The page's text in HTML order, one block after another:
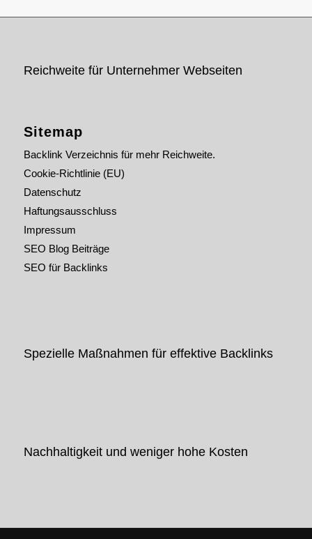
Reichweite für Unternehmer Webseiten
Sitemap
Backlink Verzeichnis für mehr Reichweite.
Cookie-Richtlinie (EU)
Datenschutz
Haftungsausschluss
Impressum
SEO Blog Beiträge
SEO für Backlinks
Spezielle Maßnahmen für effektive Backlinks
Nachhaltigkeit und weniger hohe Kosten